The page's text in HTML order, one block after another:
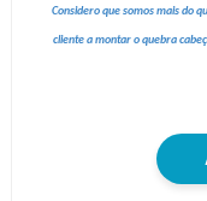
Considero que somos mais do
cliente a montar o quebra